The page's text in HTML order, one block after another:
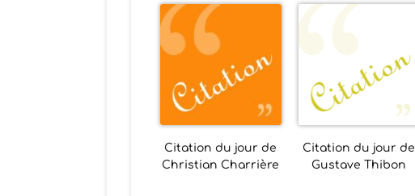
Citation du jour de
Christian Charrière
Citation du jour de
Gustave Thibon